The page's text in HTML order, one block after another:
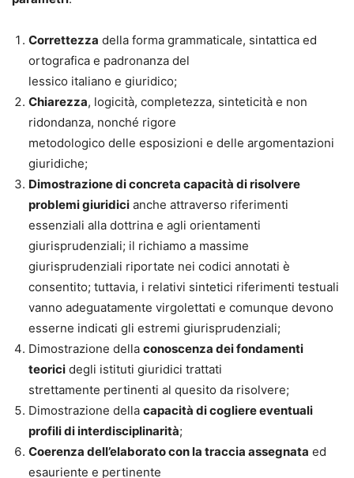
Correttezza della forma grammaticale, sintattica ed
ortografica e padronanza del
lessico italiano e giuridico;
Chiarezza, logicità, completezza, sinteticità e non
ridondanza, nonché rigore
metodologico delle esposizioni e delle argomentazioni
giuridiche;
Dimostrazione di concreta capacità di risolvere
problemi giuridici anche attraverso riferimenti
essenziali alla dottrina e agli orientamenti
giurisprudenziali; il richiamo a massime
giurisprudenziali riportate nei codici annotati è
consentito; tuttavia, i relativi sintetici riferimenti testuali
vanno adeguatamente virgolettati e comunque devono
esserne indicati gli estremi giurisprudenziali;
Dimostrazione della conoscenza dei fondamenti
teorici degli istituti giuridici trattati
strettamente pertinenti al quesito da risolvere;
Dimostrazione della capacità di cogliere eventuali
profili di interdisciplinarità;
Coerenza dell’elaborato con la traccia assegnata ed
esauriente e pertinente